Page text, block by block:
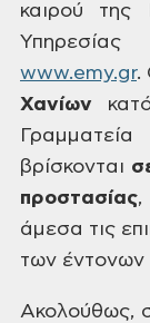
καιρού της
Υπηρεσίας
www.emy.gr.
Χανίων
βρίσκονται
προστασίας,
άμεσα τις
των έντονων
Ακολούθως,